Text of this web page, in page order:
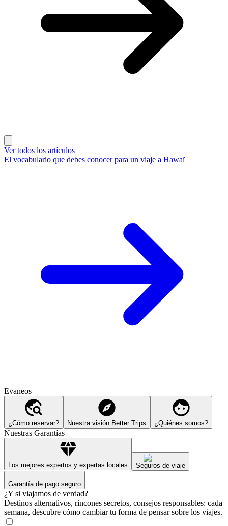
Ver todos los artículos
El vocabulario que debes conocer para un viaje a Hawaï
Evaneos
¿Cómo reservar? Nuestra visión Better Trips ¿Quiénes somos?
Nuestras Garantías
Los mejores expertos y expertas locales Seguros de viaje
Garantía de pago seguro
¿Y si viajamos de verdad?
Destinos alternativos, rincones secretos, consejos responsables: cada
semana, descubre cómo cambiar tu forma de pensar sobre los viajes.